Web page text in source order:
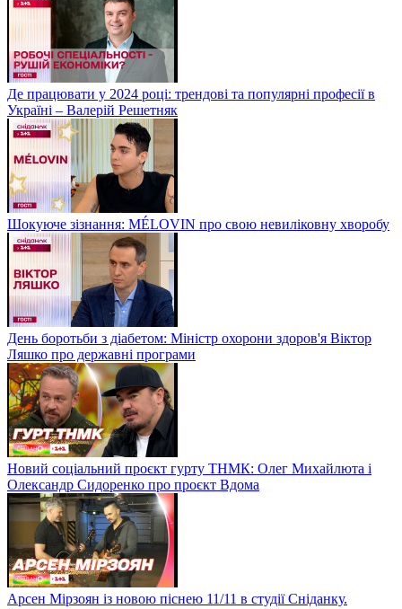
Де працювати у 2024 році: трендові та популярні професії в
Україні – Валерій Решетняк
Шокуюче зізнання: MÉLOVIN про свою невиліковну хворобу
День боротьби з діабетом: Міністр охорони здоров'я Віктор
Ляшко про державні програми
Новий соціальний проєкт гурту ТНМК: Олег Михайлюта і
Олександр Сидоренко про проєкт Вдома
Арсен Мірзоян із новою піснею 11/11 в студії Сніданку.